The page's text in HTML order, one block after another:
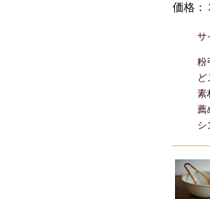
価格：
サ
粉
素
薦
シ